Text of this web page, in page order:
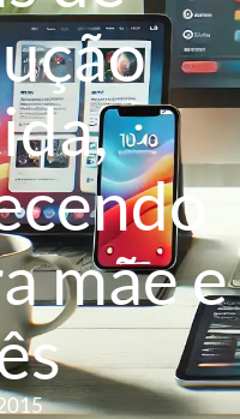
mãe e